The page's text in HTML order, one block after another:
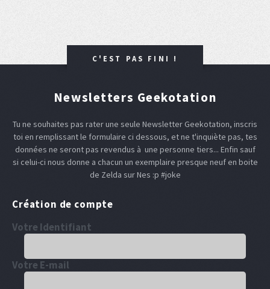
C'EST PAS FINI !
Newsletters Geekotation
Tu ne souhaites pas rater une seule Newsletter Geekotation, inscris
toi en remplissant le formulaire ci dessous, et ne t'inquiète pas, tes
données ne seront pas revendus à une personne tiers... Enfin sauf
si celui-ci nous donne a chacun un exemplaire presque neuf en boite
de Zelda sur Nes :p #joke
Création de compte
Votre Identifiant
Votre E-mail